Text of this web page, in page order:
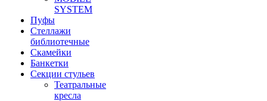
SYSTEM
Пуфы
Стеллажи
библиотечные
Скамейки
Банкетки
Секции стульев
Театральные
кресла